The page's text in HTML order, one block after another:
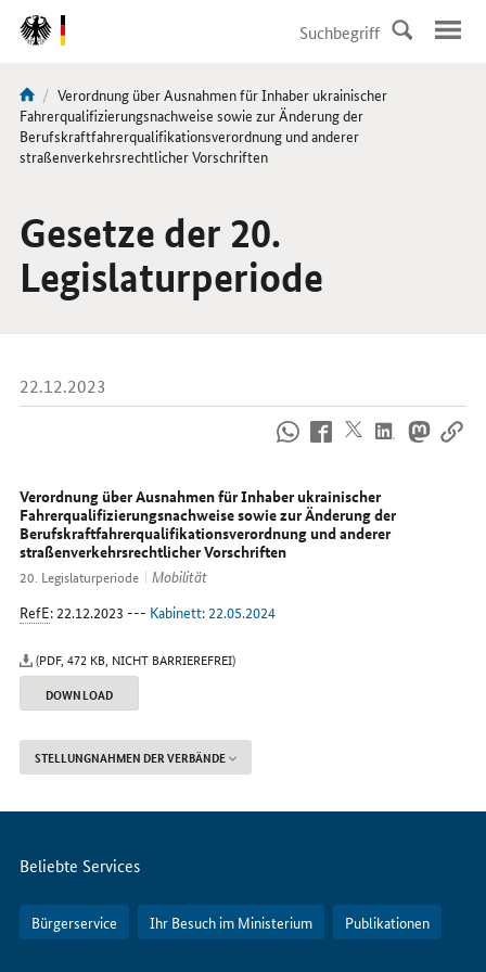
DirektZu:
Navigation
Sie
sind
hier:
Aktuelle
Seite:
Verordnung über Ausnahmen für Inhaber ukrainischer
Fahrerqualifizierungsnachweise sowie zur Änderung der
Berufskraftfahrerqualifikationsverordnung und anderer
straßenverkehrsrechtlicher Vorschriften
Gesetze der 20.
Legislaturperiode
22.12.2023
uns
im
Internet
Verordnung über Ausnahmen für Inhaber ukrainischer
Fahrerqualifizierungsnachweise sowie zur Änderung der
Berufskraftfahrerqualifikationsverordnung und anderer
straßenverkehrsrechtlicher Vorschriften
20. Legislaturperiode
Mobilität
RefE: 22.12.2023 --- Kabinett: 22.05.2024
(PDF, 472 KB, NICHT BARRIEREFREI)
DOWNLOAD
STELLUNGNAHMEN DER VERBÄNDE
Servicemenü
Beliebte Services
Bürgerservice Ihr Besuch im Ministerium Publikationen